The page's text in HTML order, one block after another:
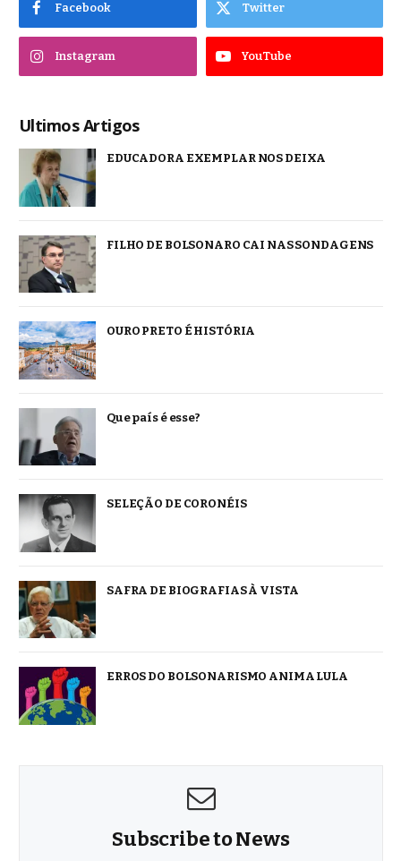
Facebook Twitter
Instagram YouTube
Ultimos Artigos
EDUCADORA EXEMPLAR NOS DEIXA
FILHO DE BOLSONARO CAI NAS SONDAGENS
OURO PRETO É HISTÓRIA
Que país é esse?
SELEÇÃO DE CORONÉIS
SAFRA DE BIOGRAFIAS À VISTA
ERROS DO BOLSONARISMO ANIMA LULA
Subscribe to News